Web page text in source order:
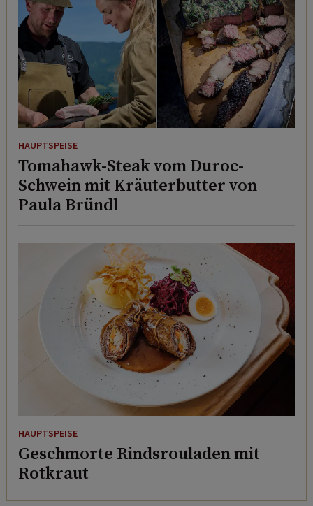
HAUPTSPEISE
Tomahawk-Steak vom Duroc-
Schwein mit Kräuterbutter von
Paula Bründl
HAUPTSPEISE
Geschmorte Rindsrouladen mit
Rotkraut